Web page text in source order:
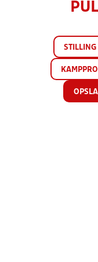
STILLING